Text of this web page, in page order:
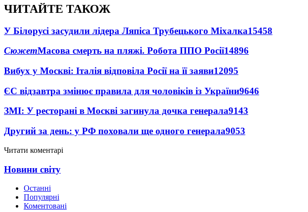
ЧИТАЙТЕ ТАКОЖ
У Білорусі засудили лідера Ляпіса Трубецького Міхалка15458
СюжетМасова смерть на пляжі. Робота ППО Росії14896
Вибух у Москві: Італія відповіла Росії на її заяви12095
ЄС відзавтра змінює правила для чоловіків із України9646
ЗМІ: У ресторані в Москві загинула дочка генерала9143
Другий за день: у РФ поховали ще одного генерала9053
Читати коментарі
Новини світу
Останні
Популярні
Коментовані